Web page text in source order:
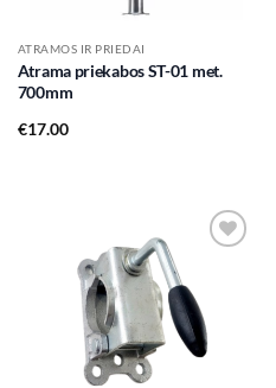
ATRAMOS IR PRIEDAI
Atrama priekabos ST-01 met.
700mm
€17.00